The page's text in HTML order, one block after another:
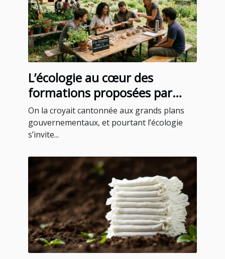
L’écologie au cœur des
formations proposées par
certains blogs instruments
On la croyait cantonnée aux grands plans
gouvernementaux, et pourtant l’écologie
s’invite...